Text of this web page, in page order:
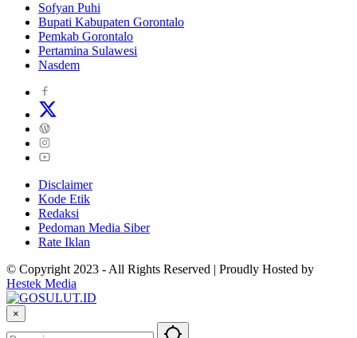
Sofyan Puhi
Bupati Kabupaten Gorontalo
Pemkab Gorontalo
Pertamina Sulawesi
Nasdem
Disclaimer
Kode Etik
Redaksi
Pedoman Media Siber
Rate Iklan
© Copyright 2023 - All Rights Reserved | Proudly Hosted by
Hestek Media
×